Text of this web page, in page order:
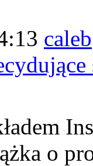
caleb
o